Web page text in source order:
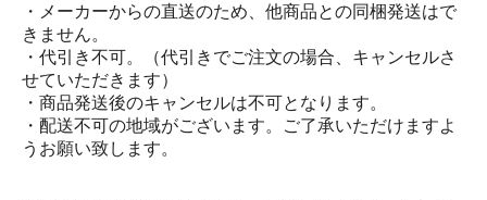
・メーカーからの直送のため、他商品との同梱発送はで
きません。
・代引き不可。（代引きでご注文の場合、キャンセルさ
せていただきます）
・商品発送後のキャンセルは不可となります。
・配送不可の地域がございます。ご了承いただけますよ
うお願い致します。